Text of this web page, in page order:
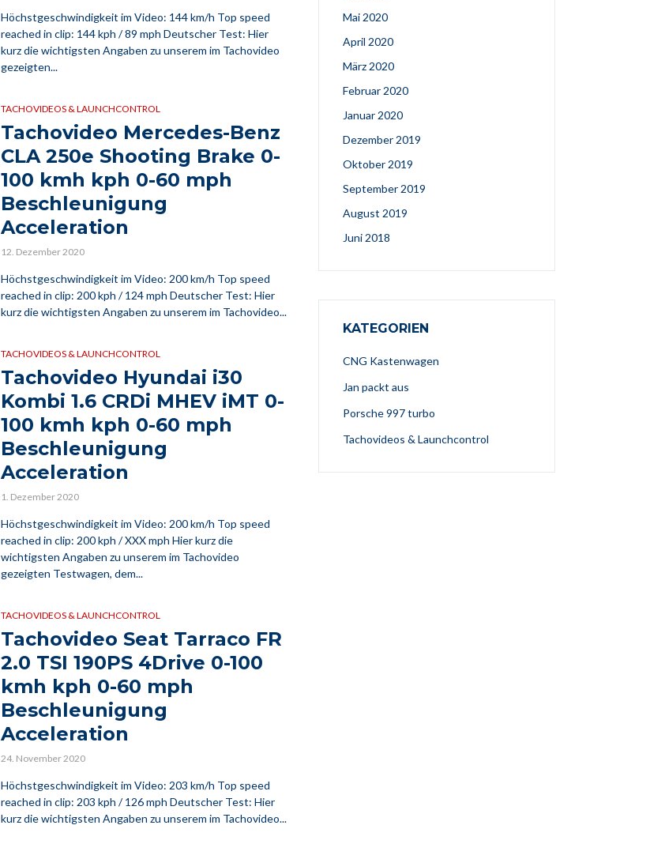
Höchstgeschwindigkeit im Video: 144 km/h Top speed
reached in clip: 144 kph / 89 mph Deutscher Test: Hier
kurz die wichtigsten Angaben zu unserem im Tachovideo
gezeigten...
TACHOVIDEOS & LAUNCHCONTROL
Tachovideo Mercedes-Benz
CLA 250e Shooting Brake 0-
100 kmh kph 0-60 mph
Beschleunigung
Acceleration
12. Dezember 2020
Höchstgeschwindigkeit im Video: 200 km/h Top speed
reached in clip: 200 kph / 124 mph Deutscher Test: Hier
kurz die wichtigsten Angaben zu unserem im Tachovideo...
TACHOVIDEOS & LAUNCHCONTROL
Tachovideo Hyundai i30
Kombi 1.6 CRDi MHEV iMT 0-
100 kmh kph 0-60 mph
Beschleunigung
Acceleration
1. Dezember 2020
Höchstgeschwindigkeit im Video: 200 km/h Top speed
reached in clip: 200 kph / XXX mph Hier kurz die
wichtigsten Angaben zu unserem im Tachovideo
gezeigten Testwagen, dem...
TACHOVIDEOS & LAUNCHCONTROL
Tachovideo Seat Tarraco FR
2.0 TSI 190PS 4Drive 0-100
kmh kph 0-60 mph
Beschleunigung
Acceleration
24. November 2020
Höchstgeschwindigkeit im Video: 203 km/h Top speed
reached in clip: 203 kph / 126 mph Deutscher Test: Hier
kurz die wichtigsten Angaben zu unserem im Tachovideo...
Mai 2020
April 2020
März 2020
Februar 2020
Januar 2020
Dezember 2019
Oktober 2019
September 2019
August 2019
Juni 2018
KATEGORIEN
CNG Kastenwagen
Jan packt aus
Porsche 997 turbo
Tachovideos & Launchcontrol